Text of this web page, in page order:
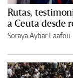
Rutas,
a Ceuta desde
Soraya Aybar Laafou